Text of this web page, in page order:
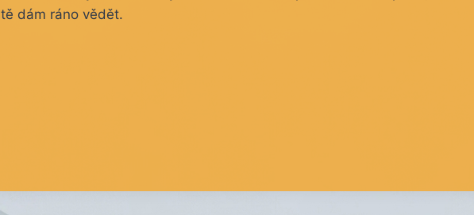
dám ráno vědět.